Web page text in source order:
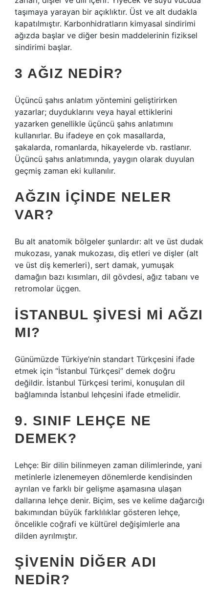
taşımaya yarayan bir açıklıktır. Üst ve alt dudakla
kapatılmıştır. Karbonhidratların kimyasal sindirimi
ağızda başlar ve diğer besin maddelerinin fiziksel
sindirimi başlar.
3 AĞIZ NEDIR?
Üçüncü şahıs anlatım yöntemini geliştirirken
yazarlar; duyduklarını veya hayal ettiklerini
yazarken genellikle üçüncü şahıs anlatımını
kullanırlar. Bu ifadeye en çok masallarda,
şakalarda, romanlarda, hikayelerde vb. rastlanır.
Üçüncü şahıs anlatımında, yaygın olarak duyulan
geçmiş zaman eki kullanılır.
AĞZIN IÇINDE NELER
VAR?
Bu alt anatomik bölgeler şunlardır: alt ve üst dudak
mukozası, yanak mukozası, diş etleri ve dişler (alt
ve üst diş kemerleri), sert damak, yumuşak
damağın bazı kısımları, dil gövdesi, ağız tabanı ve
retromolar üçgen.
İSTANBUL ŞIVESI MI AĞZI
MI?
Günümüzde Türkiye’nin standart Türkçesini ifade
etmek için “İstanbul Türkçesi” demek doğru
değildir. İstanbul Türkçesi terimi, konuşulan dil
bağlamında İstanbul lehçesini ifade etmelidir.
9. SINIF LEHÇE NE
DEMEK?
Lehçe: Bir dilin bilinmeyen zaman dilimlerinde, yani
metinlerle izlenemeyen dönemlerde kendisinden
ayrılan ve farklı bir gelişme aşamasına ulaşan
dallarına lehçe denir. Biçim, ses ve kelime dağarcığı
bakımından büyük farklılıklar gösteren lehçe,
öncelikle coğrafi ve kültürel değişimlerle ana
dilden ayrılmıştır.
ŞIVENIN DIĞER ADI
NEDIR?